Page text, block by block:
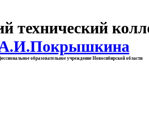
технический
образовательное учреждение Новосибирской области